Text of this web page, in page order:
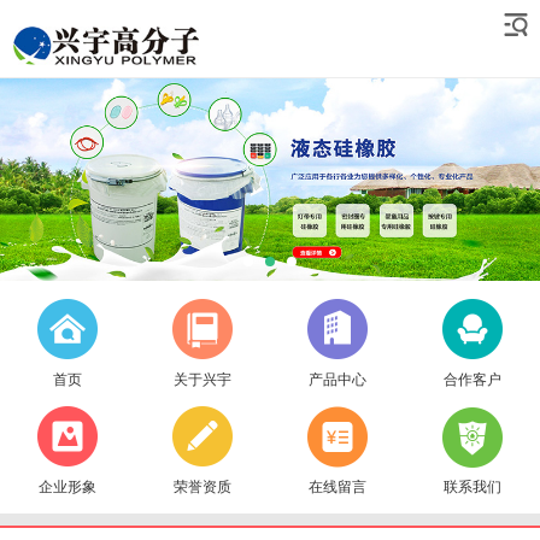
首页 关于兴宇 产品中心 合作客户
企业形象 荣誉资质 在线留言 联系我们